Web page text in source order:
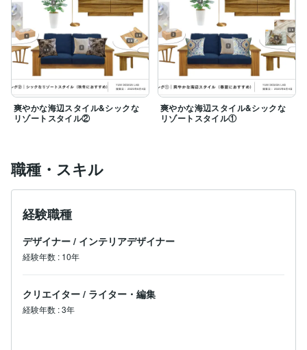
爽やかな海辺スタイル&シックな
リゾートスタイル②
爽やかな海辺スタイル&シックな
リゾートスタイル①
職種・スキル
経験職種
デザイナー / インテリアデザイナー
経験年数 : 10年
クリエイター / ライター・編集
経験年数 :3年